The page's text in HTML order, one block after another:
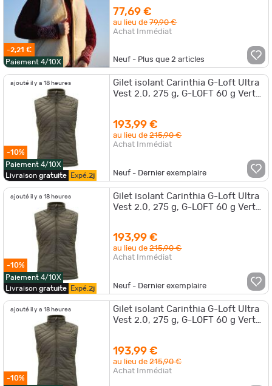
-2,21 €
Paiement 4/10X
77,69 €
au lieu de79,90 €
Achat Immédiat
Neuf - Plus que2 articles
ajouté il y a 18 heures
-10%
Paiement 4/10X
Livraison gratuite Expé. 2j
Gilet isolant Carinthia G-Loft Ultra
Vest 2.0, 275 g, G-LOFT 60 g Vert
193,99 €
au lieu de215,90 €
Achat Immédiat
Neuf - Dernier exemplaire
ajouté il y a 18 heures
-10%
Paiement 4/10X
Livraison gratuite Expé. 2j
Gilet isolant Carinthia G-Loft Ultra
Vest 2.0, 275 g, G-LOFT 60 g Vert
193,99 €
au lieu de215,90 €
Achat Immédiat
Neuf - Dernier exemplaire
ajouté il y a 18 heures
-10%
Gilet isolant Carinthia G-Loft Ultra
Vest 2.0, 275 g, G-LOFT 60 g Vert
193,99 €
au lieu de215,90 €
Achat Immédiat